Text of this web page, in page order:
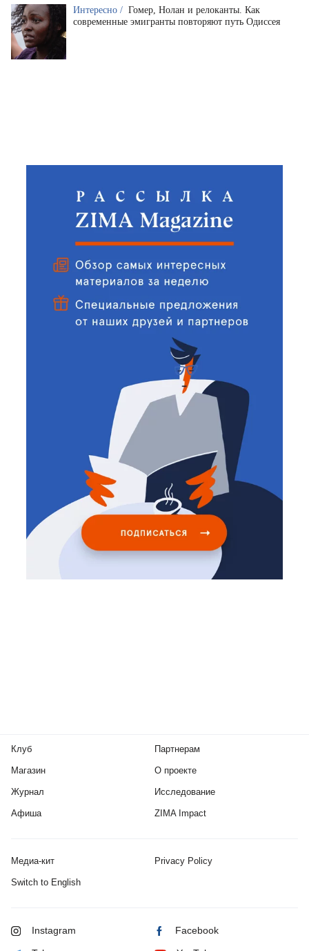
Интересно / Гомер, Нолан и релоканты. Как
современные эмигранты повторяют путь Одиссея
Клуб
Магазин
Журнал
Афиша
Партнерам
О проекте
Исследование
ZIMA Impact
Медиа-кит Privacy Policy
Switch to English
Instagram Facebook